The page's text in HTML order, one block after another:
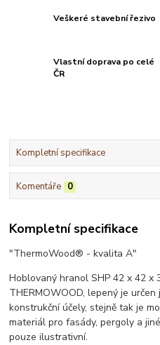
Veškeré stavební řezivo
Vlastní doprava po celé
ČR
Kompletní specifikace
Komentáře 0
Kompletní specifikace
"ThermoWood® - kvalita A"
Hoblovaný hranol SHP 42 x 42 x
THERMOWOOD, lepený je
konstrukční účely, stejně tak je
materiál pro fasády, pergoly a
pouze ilustrativní.